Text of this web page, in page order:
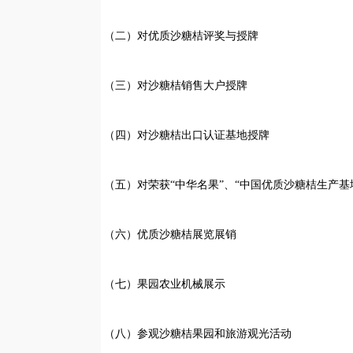
（二）对优质沙糖桔评奖与授牌
（三）对沙糖桔销售大户授牌
（四）对沙糖桔出口认证基地授牌
（五）对荣获“中华名果”、“中国优质沙糖桔生产基
（六）优质沙糖桔展览展销
（七）果园农业机械展示
（八）参观沙糖桔果园和旅游观光活动